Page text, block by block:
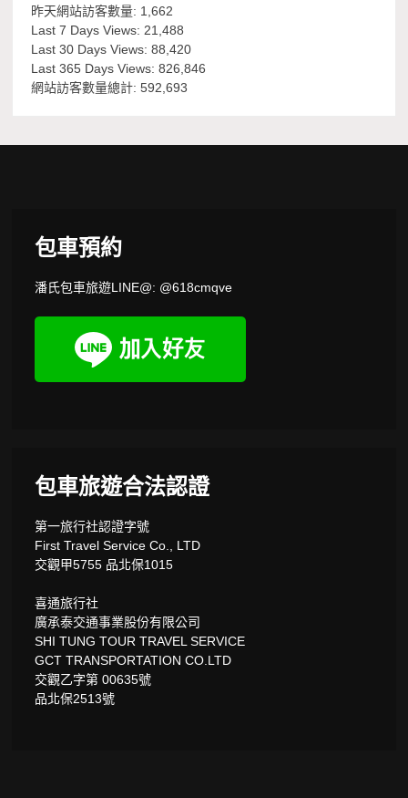
昨天網站訪客數量: 1,662
Last 7 Days Views: 21,488
Last 30 Days Views:88,420
Last 365 Days Views:826,846
網站訪客數量總計:592,693
包車預約
潘氏包車旅遊LINE@: @618cmqve
包車旅遊合法認證
第一旅行社認證字號
First Travel Service Co., LTD
交觀甲5755 品北保1015
喜通旅行社
廣承泰交通事業股份有限公司
SHI TUNG TOUR TRAVEL SERVICE
GCT TRANSPORTATION CO.LTD
交觀乙字第 00635號
品北保2513號